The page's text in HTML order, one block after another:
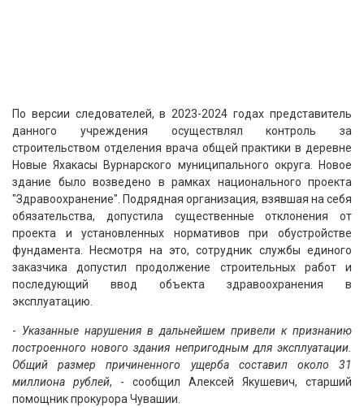
По версии следователей, в 2023-2024 годах представитель
данного учреждения осуществлял контроль за
строительством отделения врача общей практики в деревне
Новые Яхакасы Вурнарского муниципального округа. Новое
здание было возведено в рамках национального проекта
"Здравоохранение". Подрядная организация, взявшая на себя
обязательства, допустила существенные отклонения от
проекта и установленных нормативов при обустройстве
фундамента. Несмотря на это, сотрудник службы единого
заказчика допустил продолжение строительных работ и
последующий ввод объекта здравоохранения в
эксплуатацию.
- Указанные нарушения в дальнейшем привели к признанию
построенного нового здания непригодным для эксплуатации.
Общий размер причиненного ущерба составил около 31
миллиона рублей, - сообщил Алексей Якушевич, старший
помощник прокурора Чувашии.